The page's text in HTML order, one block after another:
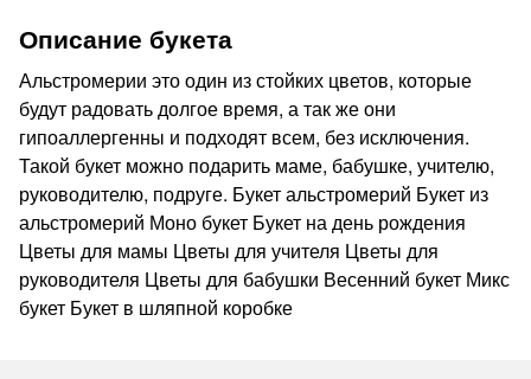
Описание букета
Альстромерии это один из стойких цветов, которые
будут радовать долгое время, а так же они
гипоаллергенны и подходят всем, без исключения.
Такой букет можно подарить маме, бабушке, учителю,
руководителю, подруге. Букет альстромерий Букет из
альстромерий Моно букет Букет на день рождения
Цветы для мамы Цветы для учителя Цветы для
руководителя Цветы для бабушки Весенний букет Микс
букет Букет в шляпной коробке